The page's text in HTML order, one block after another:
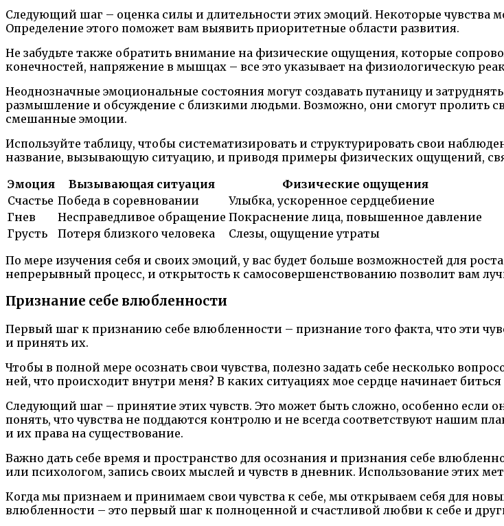
Следующий шаг – оценка силы и длительности этих эмоций. Некоторые чувства
Определение этого поможет вам выявить приоритетные области развития.
Не забудьте также обратить внимание на физические ощущения, которые
конечностей, напряжение в мышцах – все это указывает на физиологическую
Неоднозначные эмоциональные состояния могут создавать путаницу и
размышление и обсуждение с близкими людьми. Возможно, они смогут пролить
смешанные эмоции.
Используйте таблицу, чтобы систематизировать и структурировать свои
название, вызывающую ситуацию, и приводя примеры физических ощущений,
Эмоция
Вызывающая ситуация
Физические ощущения
Счастье Победа в соревновании
Улыбка, ускоренное сердцебиение
Гнев
Несправедливое обращение Покраснение лица, повышенное давление
Грусть
Потеря близкого человека
Слезы, ощущение утраты
По мере изучения себя и своих эмоций, у вас будет больше возможностей для
непрерывный процесс, и открытость к самосовершенствованию позволит вам
Признание себе влюбленности
Первый шаг к признанию себе влюбленности – признание того факта, что эти
и принять их.
Чтобы в полной мере осознать свои чувства, полезно задать себе несколько
ней, что происходит внутри меня? В каких ситуациях мое сердце начинает
Следующий шаг – принятие этих чувств. Это может быть сложно, особенно если
понять, что чувства не поддаются контролю и не всегда соответствуют нашим
и их права на существование.
Важно дать себе время и пространство для осознания и признания себе
или психологом, запись своих мыслей и чувств в дневник. Использование этих
Когда мы признаем и принимаем свои чувства к себе, мы открываем себя для
влюбленности – это первый шаг к полноценной и счастливой любви к себе и